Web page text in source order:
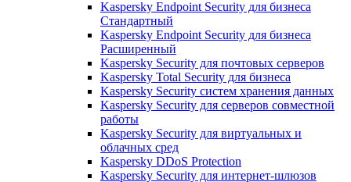
Kaspersky Endpoint Security для бизнеса
Стандартный
Kaspersky Endpoint Security для бизнеса
Расширенный
Kaspersky Security для почтовых серверов
Kaspersky Total Security для бизнеса
Kaspersky Security систем хранения данных
Kaspersky Security для серверов совместной
работы
Kaspersky Security для виртуальных и
облачных сред
Kaspersky DDoS Protection
Kaspersky Security для интернет-шлюзов